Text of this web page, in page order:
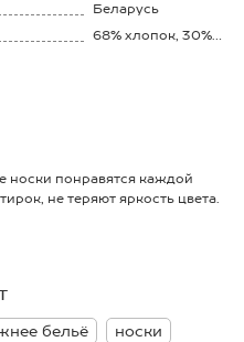
Беларусь
68% хлопок, 30%
носки понравятся каждой
не теряют яркость цвета.
Носочки останутся
и другой одеждой.
бельё
носки